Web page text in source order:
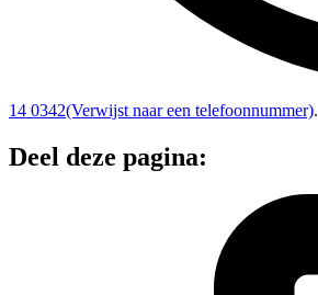
14 0342(Verwijst naar een telefoonnummer).
Deel deze pagina: